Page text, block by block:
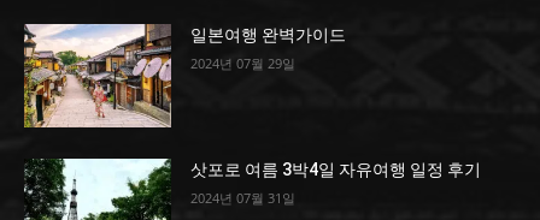
일본여행 완벽가이드
2024년 07월 29일
삿포로 여름 3박4일 자유여행 일정 후기
2024년 07월 31일